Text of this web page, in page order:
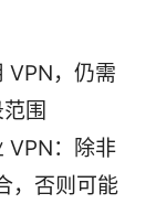
VPN，仍需
围
VPN：除非
，否则可能